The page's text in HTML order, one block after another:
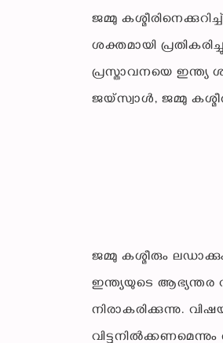
ജമ്മു
ശക്തമായി
പ്രസ്താവനയെ ഇന്ത്യ
ജയ്‌സ്വാൾ, ജമ്മു
ജമ്മു കശ്മീരും
ഇന്ത്യയുടെ ആഭ്യന്തര
നിരാകരിക്കുന്നു.
വിട്ടുനിൽക്കണമെന്നും